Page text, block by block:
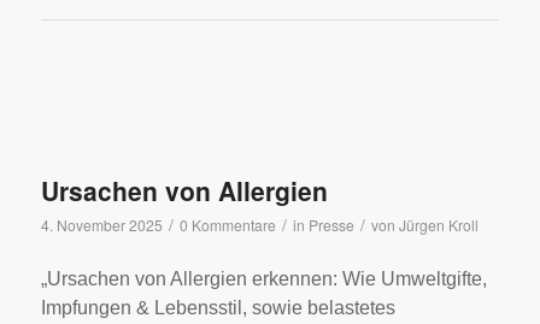
Ursachen von Allergien
4. November 2025 / 0 Kommentare / in Presse / von Jürgen Kroll
„Ursachen von Allergien erkennen: Wie Umweltgifte,
Impfungen & Lebensstil, sowie belastetes